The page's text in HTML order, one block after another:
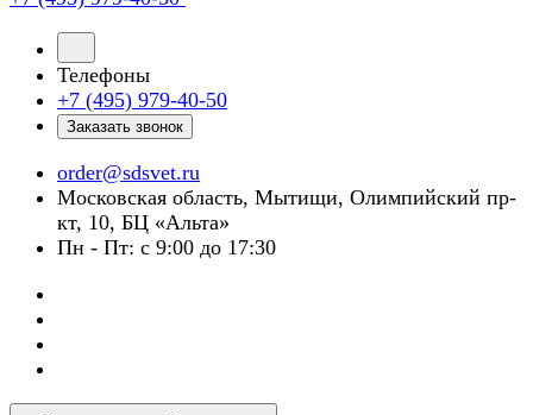
Телефоны
+7 (495) 979-40-50
Заказать звонок
order@sdsvet.ru
Московская область, Мытищи, Олимпийский пр-
кт, 10, БЦ «Альта»
Пн - Пт: с 9:00 до 17:30